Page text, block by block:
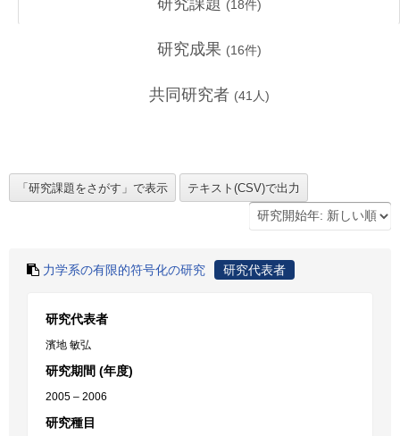
研究課題 (18件)
研究成果 (16件)
共同研究者 (41 人)
力学系の有限的符号化の研究 研究代表者
研究代表者
濱地 敏弘
研究期間 (年度)
2005 – 2006
研究種目